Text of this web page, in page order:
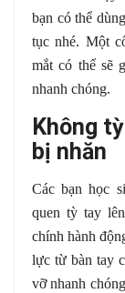
bạn có thể
tục nhé. Một
mắt có thể sẽ
nhanh chóng.
Không
bị nhăn
Các bạn học
quen tỳ tay
chính hành
lực từ bàn tay
vỡ nhanh